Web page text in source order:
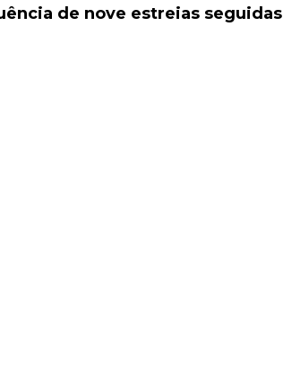
de nove estreias seguidas